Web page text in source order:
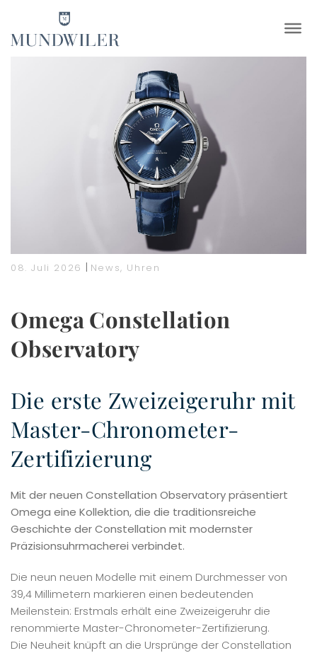
×
08. Juli 2026 | News, Uhren
Omega Constellation
Observatory
Die erste Zweizeigeruhr mit
Master-Chronometer-
Zertifizierung
Mit der neuen Constellation Observatory präsentiert
Omega eine Kollektion, die die traditionsreiche
Geschichte der Constellation mit modernster
Präzisionsuhrmacherei verbindet.
Die neun neuen Modelle mit einem Durchmesser von
39,4 Millimetern markieren einen bedeutenden
Meilenstein: Erstmals erhält eine Zweizeigeruhr die
renommierte Master-Chronometer-Zertifizierung.
Die Neuheit knüpft an die Ursprünge der Constellation